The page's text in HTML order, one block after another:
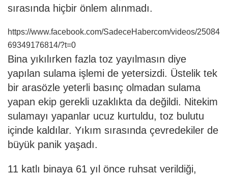
sırasında hiçbir önlem alınmadı.
https://www.facebook.com/SadeceHabercom/videos/25084
69349176814/?t=0
Bina yıkılırken fazla toz yayılmasın diye
yapılan sulama işlemi de yetersizdi. Üstelik tek
bir arasözle yeterli basınç olmadan sulama
yapan ekip gerekli uzaklıkta da değildi. Nitekim
sulamayı yapanlar ucuz kurtuldu, toz bulutu
içinde kaldılar. Yıkım sırasında çevredekiler de
büyük panik yaşadı.
11 katlı binaya 61 yıl önce ruhsat verildiği,